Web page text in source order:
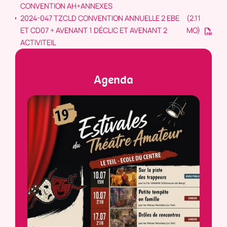
CONVENTION AH+ANNEXES
2024-047 TZCLD CONVENTION ANNUELLE 2 EBE
ET CD07 + AVENANT 1 DÉCLIC ET AVENANT 2
ACTIVITEIL
(2.11
MO)
Agenda